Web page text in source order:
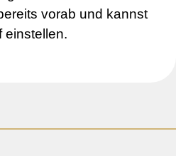
vorab und kannst
einstellen.